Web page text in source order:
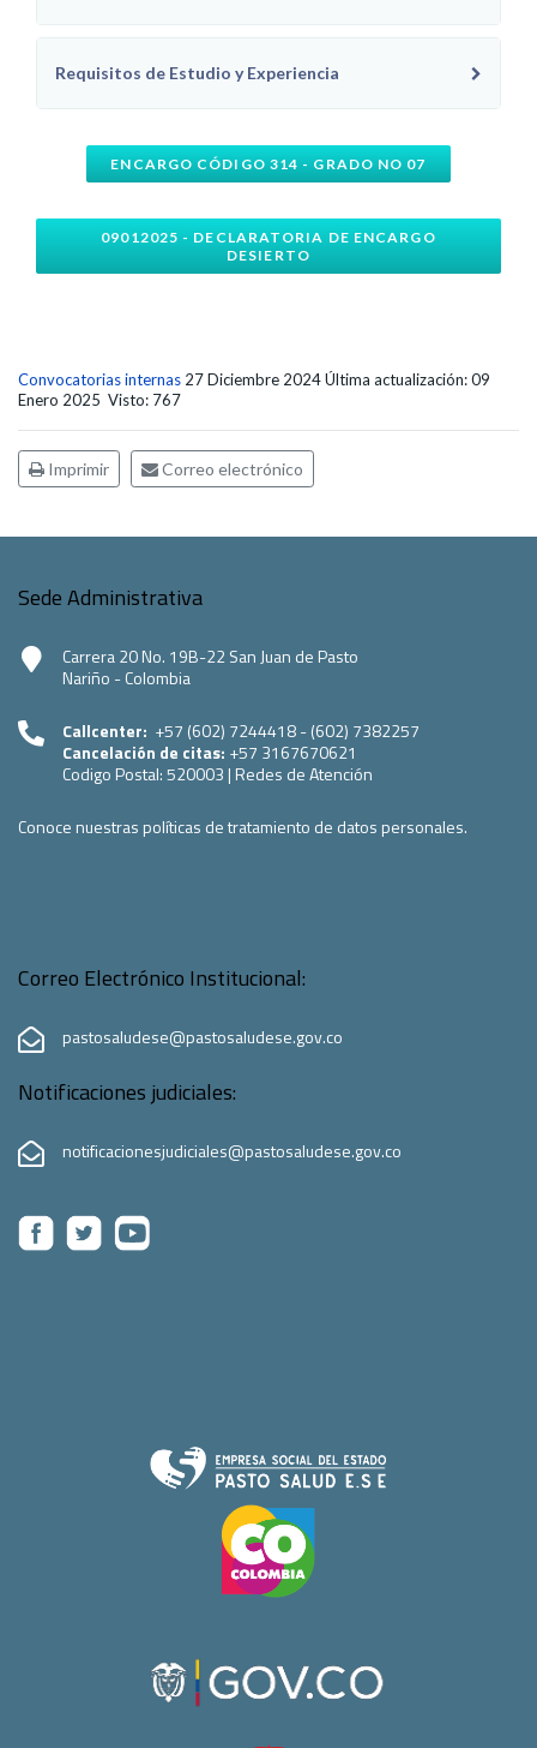
Requisitos de Estudio y Experiencia
ENCARGO CÓDIGO 314 - GRADO NO 07
09012025 - DECLARATORIA DE ENCARGO
DESIERTO
Convocatorias internas 27 Diciembre 2024Última actualización: 09
Enero 2025 Visto: 767
Imprimir Correo electrónico
Sede Administrativa
Carrera 20 No. 19B-22 San Juan de Pasto
Nariño - Colombia
Callcenter: +57 (602) 7244418 - (602) 7382257
Cancelación de citas: +57 3167670621
Codigo Postal:520003 | Redes de Atención
Conoce nuestras políticas de tratamiento de datos personales.
Correo Electrónico Institucional:
pastosaludese@pastosaludese.gov.co
Notificaciones judiciales:
notificacionesjudiciales@pastosaludese.gov.co